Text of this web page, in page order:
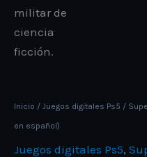
Inicio / Juegos digitales Ps5 /
en español)
Juegos digitales Ps5,